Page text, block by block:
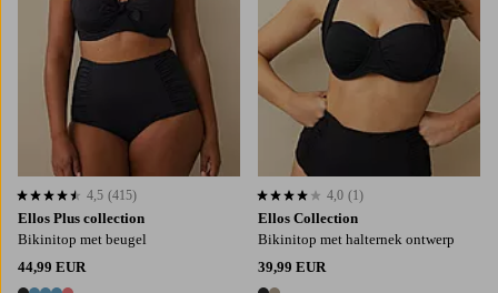
Ellos Plus collection
Bikinitop met beugel
44,99 EUR
4,5 op basis van 415 beoordelingen
4,5 (415)
Ellos Collection
Bikinitop met halternek ontwerp
39,99 EUR
4,0 op basis van 1 beoordelingen
4,0 (1)